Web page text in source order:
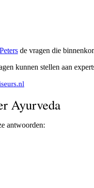
de vragen die
kunnen stellen aan
Ayurveda
antwoorden: